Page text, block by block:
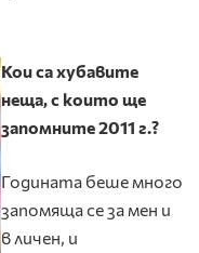
Кои са хубавите
неща, с които ще
запомните 2011 г.?
Годината беше много
запомяща се за мен и
в личен, и